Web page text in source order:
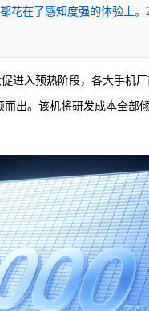
花在了感知度强的体验上
促进入预热阶段，各大手机
出。该机将研发成本全部